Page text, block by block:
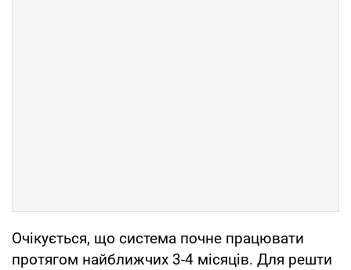
Очікується, що система почне працювати
протягом найближчих 3-4 місяців. Для решти